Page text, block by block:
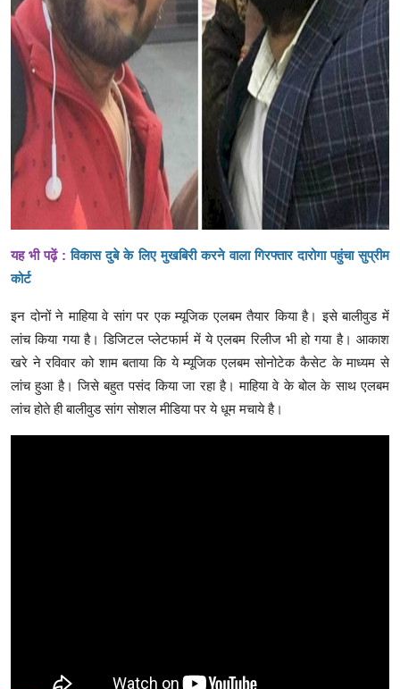
यह भी पढ़ें : विकास दुबे के लिए मुखबिरी करने वाला गिरफ्तार दारोगा पहुंचा सुप्रीम
कोर्ट
इन दोनों ने माहिया वे सांग पर एक म्यूजिक एलबम तैयार किया है। इसे बालीवुड में
लांच किया गया है। डिजिटल प्लेटफार्म में ये एलबम रिलीज भी हो गया है। आकाश
खरे ने रविवार को शाम बताया कि ये म्यूजिक एलबम सोनोटेक कैसेट के माध्यम से
लांच हुआ है। जिसे बहुत पसंद किया जा रहा है। माहिया वे के बोल के साथ एलबम
लांच होते ही बालीवुड सांग सोशल मीडिया पर ये धूम मचाये है।